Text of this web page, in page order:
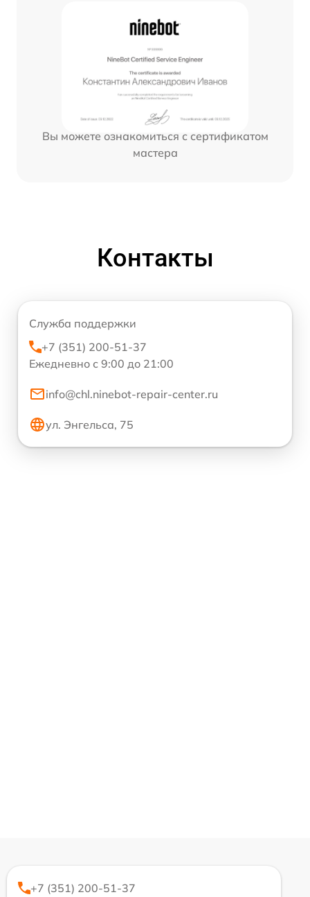
Вы можете ознакомиться с сертификатом
мастера
Контакты
Служба поддержки
+7 (351) 200-51-37
Ежедневно с 9:00 до 21:00
info@chl.ninebot-repair-center.ru
ул. Энгельса, 75
+7 (351) 200-51-37